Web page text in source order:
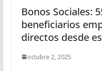
Bonos Sociales:
beneficiarios
directos desde
octubre 2, 2025